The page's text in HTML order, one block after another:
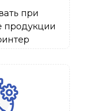
при
продукции